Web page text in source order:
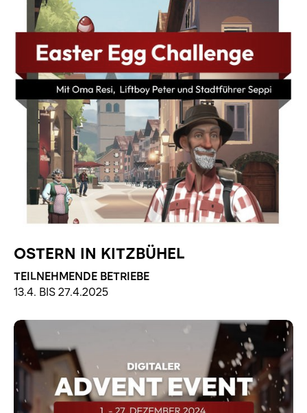
OSTERN IN KITZBÜHEL
TEILNEHMENDE BETRIEBE
13.4. BIS 27.4.2025